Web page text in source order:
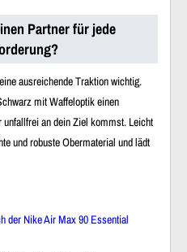
Partner für jede
ausreichende Traktion wichtig.
mit Waffeloptik einen
an dein Ziel kommst. Leicht
und robuste Obermaterial und lädt
der Nike Air Max 90 Essential